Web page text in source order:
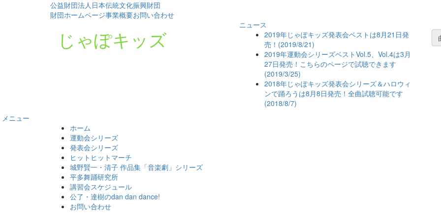
公益財団法人日本伝統文化振興財団
財団ホームページ事業概要お問い合わせ
じゃぽキッズ
ニュース
2019年じゃぽキッズ発表会ベストは8月21日発
売！(2019/8/21)
2019年運動会シリーズベストVol.5、Vol.4は3月
27日発売！こちらのページで試聴できます
(2019/3/25)
2018年じゃぽキッズ発表会シリーズ＆ハロウィ
ンで踊ろうは8月8日発売！全曲試聴可能です
(2018/8/7)
メニュー
ホーム
運動会シリーズ
発表会シリーズ
ヒットヒットマーチ
城野賢一・清子 作品集「音楽劇」シリーズ
平多舞踊研究所
講習会スケジュール
公了・達樹のdan dan dance!
お問い合わせ